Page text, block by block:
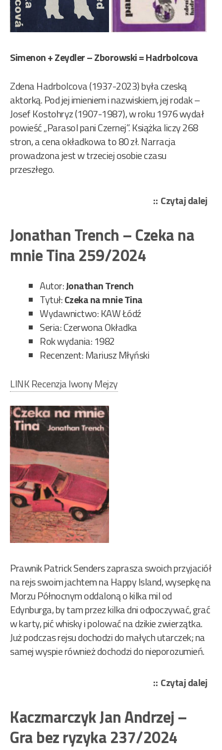
Simenon + Zeydler – Zborowski = Hadrbolcova
Zdena Hadrbolcova (1937-2023) była czeską
aktorką. Pod jej imieniem i nazwiskiem, jej rodak –
Josef Kostohryz (1907-1987), w roku 1976 wydał
powieść „Parasol pani Czernej”. Książka liczy 268
stron, a cena okładkowa to 80 zł. Narracja
prowadzona jest w trzeciej osobie czasu
przeszłego.
Czytaj dalej
Jonathan Trench – Czeka na
mnie Tina 259/2024
Autor:Jonathan Trench
Tytuł:Czeka na mnie Tina
Wydawnictwo: KAW Łódź
Seria: Czerwona Okładka
Rok wydania: 1982
Recenzent: Mariusz Młyński
LINK Recenzja Iwony Mejzy
Prawnik Patrick Senders zaprasza swoich przyjaciół
na rejs swoim jachtem na Happy Island, wysepkę na
Morzu Północnym oddaloną o kilka mil od
Edynburga, by tam przez kilka dni odpoczywać, grać
w karty, pić whisky i polować na dzikie zwierzątka.
Już podczas rejsu dochodzi do małych utarczek; na
samej wyspie również dochodzi do nieporozumień.
Czytaj dalej
Kaczmarczyk Jan Andrzej –
Gra bez ryzyka 237/2024